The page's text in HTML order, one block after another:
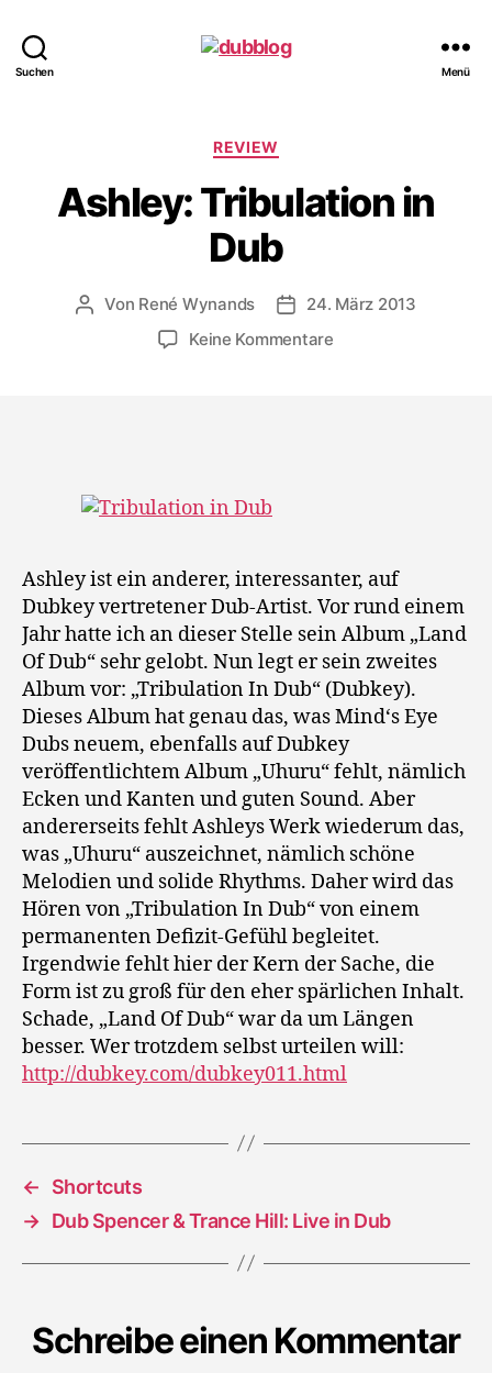
Suchen Menü
Kategorien
REVIEW
Ashley: Tribulation in
Dub
Beitragsautor
Von René Wynands Veröffentlichungsdatum
24. März 2013
Keine Kommentarezu
Ashley ist ein anderer, interessanter, auf
Dubkey vertretener Dub-Artist. Vor rund einem
Jahr hatte ich an dieser Stelle sein Album „Land
Of Dub“ sehr gelobt. Nun legt er sein zweites
Album vor: „Tribulation In Dub“ (Dubkey).
Dieses Album hat genau das, was Mind‘s Eye
Dubs neuem, ebenfalls auf Dubkey
veröffentlichtem Album „Uhuru“ fehlt, nämlich
Ecken und Kanten und guten Sound. Aber
andererseits fehlt Ashleys Werk wiederum das,
was „Uhuru“ auszeichnet, nämlich schöne
Melodien und solide Rhythms. Daher wird das
Hören von „Tribulation In Dub“ von einem
permanenten Defizit-Gefühl begleitet.
Irgendwie fehlt hier der Kern der Sache, die
Form ist zu groß für den eher spärlichen Inhalt.
Schade, „Land Of Dub“ war da um Längen
besser. Wer trotzdem selbst urteilen will:
http://dubkey.com/dubkey011.html
←
Shortcuts
→ Dub Spencer & Trance Hill: Live in Dub
Schreibe einen Kommentar